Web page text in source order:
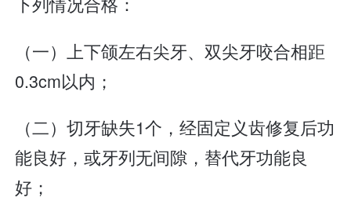
（一）上下颌左右尖牙、双尖牙咬合相距
0.3cm以内；
（二）切牙缺失1个，经固定义齿修复后功
能良好，或牙列无间隙，替代牙功能良
好；